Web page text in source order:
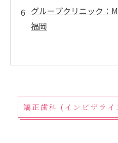
グループクリニック：
福岡
矯正歯科 (インビザライ